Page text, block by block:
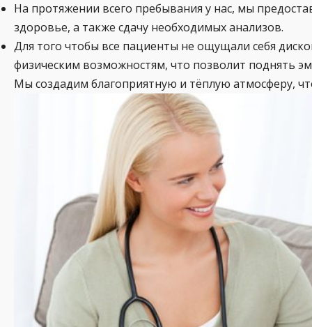
На протяжении всего пребывания у нас, мы
здоровье, а также сдачу необходимых анализов.
Для того чтобы все пациенты не ощущали себя
физическим возможностям, что позволит поднять
Мы создадим благоприятную и тёплую атмосферу,